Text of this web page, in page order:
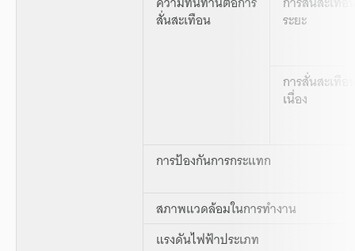
สั่นสะเทือน ระยะ
การสั่นสะเทื
เนื่อง
การป้องกันการกระแทก
สภาพแวดล้อมในการทำงาน
แรงดันไฟฟ้าประเภท